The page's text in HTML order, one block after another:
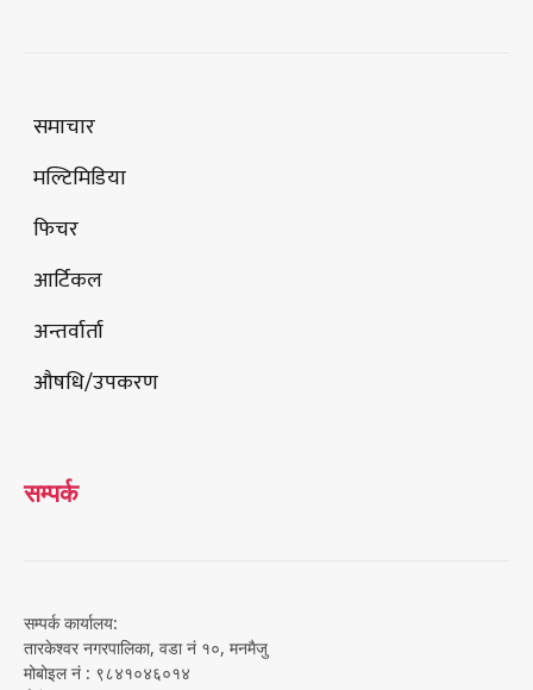
समाचार
मल्टिमिडिया
फिचर
आर्टिकल
अन्तर्वार्ता
औषधि/उपकरण
सम्पर्क
सम्पर्क कार्यालय:
तारकेश्वर नगरपालिका, वडा नं १०, मनमैजु
मोबोइल नं : ९८४१०४६०१४